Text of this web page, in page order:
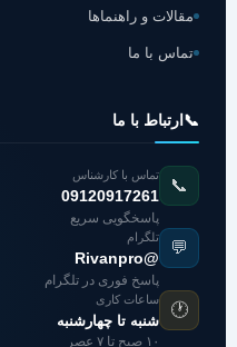
مقالات و راهنماها
تماس با ما
📞 ارتباط با ما
📞
تماس با کارشناس
09120917261
پاسخگویی سریع
💬
تلگرام
@Rivanpro
پاسخ فوری در تلگرام
🕐
ساعات کاری
شنبه تا چهارشنبه
۱۰ صبح تا ۷ عصر